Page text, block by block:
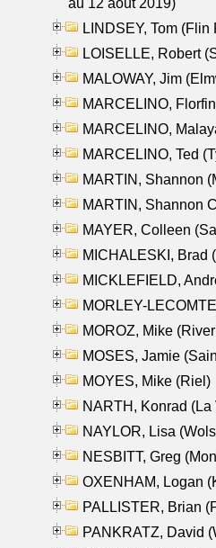
LINDSEY, Tom (Flin
LOISELLE, Robert
MALOWAY, Jim
MARCELINO,
MARCELINO,
MARCELINO, Ted
MARTIN, Shannon
MARTIN, Shannon
MAYER, Colleen
MICHALESKI, Brad
MICKLEFIELD,
MORLEY-
MOROZ, Mike
MOSES, Jamie
MOYES, Mike (Riel)
NARTH, Konrad (La
NAYLOR, Lisa
NESBITT, Greg
OXENHAM, Logan
PALLISTER, Brian
PANKRATZ, David